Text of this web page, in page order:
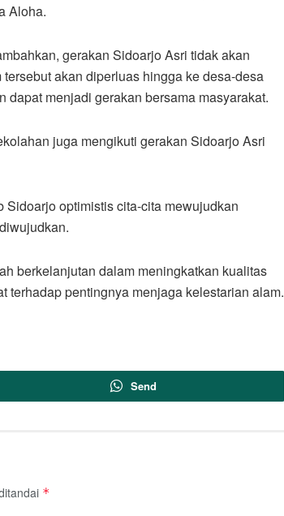
Aloha.
gerakan Sidoarjo Asri tidak akan
akan diperluas hingga ke desa-desa
menjadi gerakan bersama masyarakat.
juga mengikuti gerakan Sidoarjo Asri
optimistis cita-cita mewujudkan
berkelanjutan dalam meningkatkan kualitas
terhadap pentingnya menjaga kelestarian alam.
Send
*